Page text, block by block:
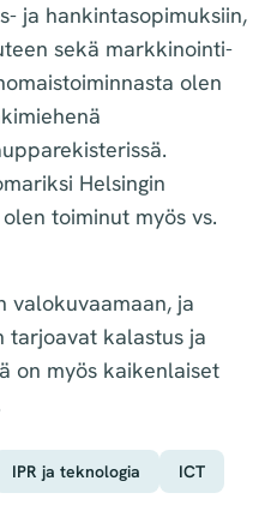
ja hankintasopimuksiin,
sekä markkinointi-
olen
Helsingin
toiminut myös vs.
valokuvaamaan, ja
tarjoavat kalastus ja
on myös kaikenlaiset
IPR ja teknologia
ICT